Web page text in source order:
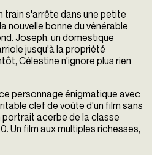
train s'arrête dans une petite
nouvelle bonne du vénérable
Joseph, un domestique
jusqu'à la propriété
Célestine n'ignore plus rien
personnage énigmatique avec
clef de voûte d'un film sans
portrait acerbe de la classe
Un film aux multiples richesses,